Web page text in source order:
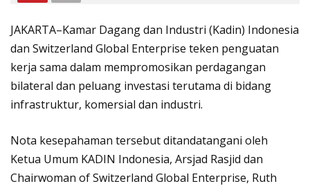
JAKARTA–Kamar Dagang dan Industri (Kadin) Indonesia
dan Switzerland Global Enterprise teken penguatan
kerja sama dalam mempromosikan perdagangan
bilateral dan peluang investasi terutama di bidang
infrastruktur, komersial dan industri.
Nota kesepahaman tersebut ditandatangani oleh
Ketua Umum KADIN Indonesia, Arsjad Rasjid dan
Chairwoman of Switzerland Global Enterprise, Ruth